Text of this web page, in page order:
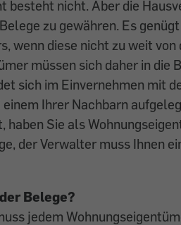
besteht nicht. Aber die
zu gewähren. Es
wenn diese nicht zu weit von
müssen sich daher in die
sich im Einver­nehmen mit
Ihrer Nachbarn
haben Sie als
der Verwalter muss Ihnen
­Belege?
jedem